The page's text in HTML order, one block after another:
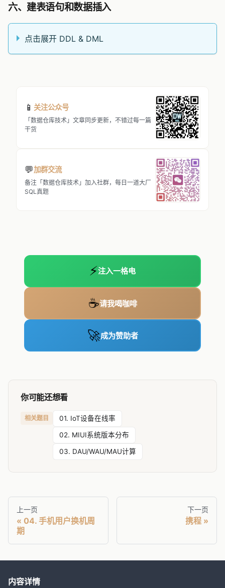
六、建表语句和数据插入
点击展开 DDL & DML
📱 关注公众号
「数据仓库技术」文章同步更新，不错过每一篇
干货
💬加群交流
备注「数据仓库技术」加入社群，每日一道大厂
SQL真题
⚡注入一格电
☕请我喝咖啡
🚀成为赞助者
你可能还想看
相关题目 01. IoT设备在线率
02. MIUI系统版本分布
03. DAU/WAU/MAU计算
上一页
04. 手机用户换机周
期
下一页
携程
内容详情